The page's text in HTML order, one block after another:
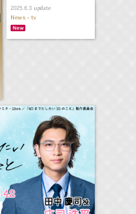
2025.6.3update
News - tv